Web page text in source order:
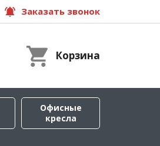
Заказать звонок
Корзина
Офисные
кресла